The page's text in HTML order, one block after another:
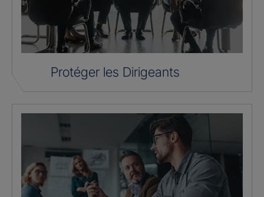
Protéger les Dirigeants